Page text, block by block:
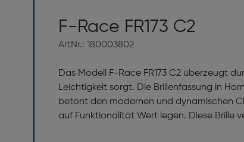
F-Race FR173 C2
ArtNr.: 180003802
Das Modell F-Race FR173 C2 überzeugt
Leichtigkeit sorgt. Die Brillenfassung in
betont den modernen und dynamischen
auf Funktionalität Wert legen. Diese Brille